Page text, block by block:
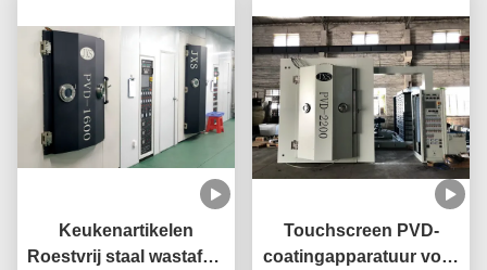
Keukenartikelen
Roestvrij staal wastafels
Touchscreen PVD-
coatingapparatuur voor